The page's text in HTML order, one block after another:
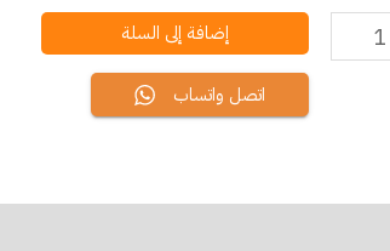
إضافة إلى السلة
اتصل واتساب